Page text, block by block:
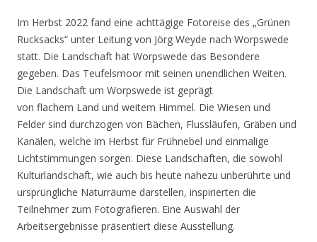
Im Herbst 2022 fand eine achttägige Fotoreise des „Grünen
Rucksacks“ unter Leitung von Jörg Weyde nach Worpswede
statt. Die Landschaft hat Worpswede das Besondere
gegeben. Das Teufelsmoor mit seinen unendlichen Weiten.
Die Landschaft um Worpswede ist geprägt
von flachem Land und weitem Himmel. Die Wiesen und
Felder sind durchzogen von Bächen, Flussläufen, Gräben und
Kanälen, welche im Herbst für Frühnebel und einmalige
Lichtstimmungen sorgen. Diese Landschaften, die sowohl
Kulturlandschaft, wie auch bis heute nahezu unberührte und
ursprüngliche Naturräume darstellen, inspirierten die
Teilnehmer zum Fotografieren. Eine Auswahl der
Arbeitsergebnisse präsentiert diese Ausstellung.